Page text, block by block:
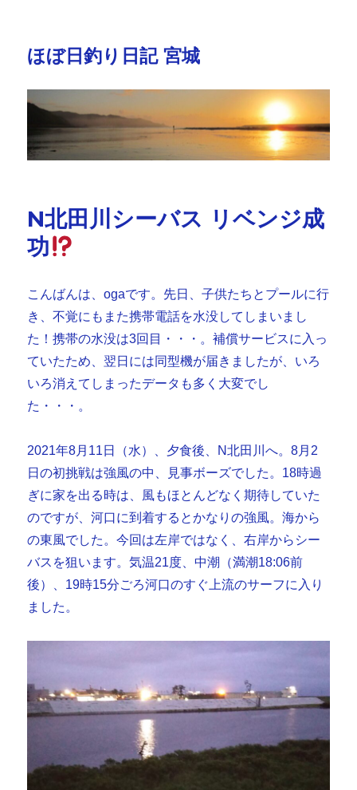
ほぼ日釣り日記 宮城
N北田川シーバス リベンジ成
功
こんばんは、ogaです。先日、子供たちとプールに行
き、不覚にもまた携帯電話を水没してしまいまし
た！携帯の水没は3回目・・・。補償サービスに入っ
ていたため、翌日には同型機が届きましたが、いろ
いろ消えてしまったデータも多く大変でし
た・・・。
2021年8月11日（水）、夕食後、N北田川へ。8月2
日の初挑戦は強風の中、見事ボーズでした。18時過
ぎに家を出る時は、風もほとんどなく期待していた
のですが、河口に到着するとかなりの強風。海から
の東風でした。今回は左岸ではなく、右岸からシー
バスを狙います。気温21度、中潮（満潮18:06前
後）、19時15分ごろ河口のすぐ上流のサーフに入り
ました。